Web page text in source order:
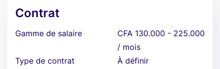
Contrat
Gamme de salaire
CFA 130.000 - 225.000
/ mois
Type de contrat
À définir